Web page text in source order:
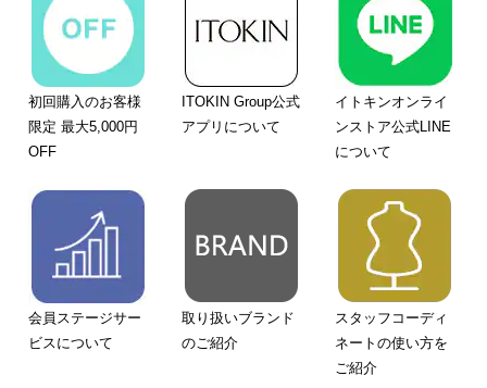
初回購入のお客様
限定 最大5,000円
OFF
ITOKIN Group公式
アプリについて
イトキンオンライ
ンストア公式LINE
について
会員ステージサー
ビスについて
取り扱いブランド
のご紹介
スタッフコーディ
ネートの使い方を
ご紹介